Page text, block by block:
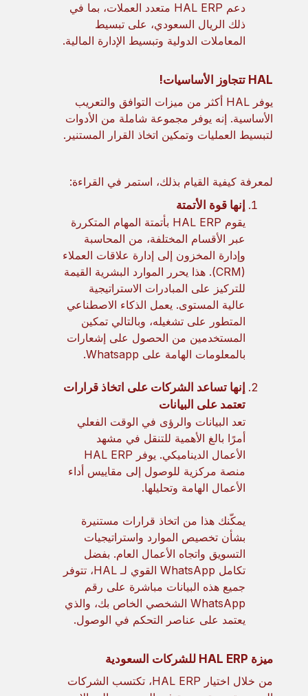
دعم HAL ERP متعدد العملات، بما في
ذلك الريال السعودي، على تبسيط
المعاملات الدولية وتبسيط الإدارة المالية.
HAL تتجاوز الأساسيات!
يوفر HAL أكثر من ميزات التوافق والتعريب
الأساسية. إنه يوفر مجموعة شاملة من الأدوات
لتبسيط العمليات وتمكين اتخاذ القرار المستنير.
لمعرفة كيفية القيام بذلك، استمر في القراءة:
إنها قوة الأتمتة
يقوم HAL ERP بأتمتة المهام المتكررة
عبر الأقسام المختلفة، من المحاسبة
وإدارة المخزون إلى إدارة علاقات العملاء
(CRM). هذا يحرر الموارد البشرية القيمة
للتركيز على المبادرات الاستراتيجية
عالية المستوى. يعمل الذكاء الاصطناعي
المتطور على تشغيله، وبالتالي تمكين
المستخدمين من الحصول على إشعارات
بالمعلومات الهامة على Whatsapp.
إنها تساعد الشركات على اتخاذ قرارات
تعتمد على البيانات
تعد البيانات والرؤى في الوقت الفعلي
أمرًا بالغ الأهمية للتنقل في مشهد
الأعمال الديناميكي. يوفر HAL ERP
منصة مركزية للوصول إلى مقاييس أداء
الأعمال الهامة وتحليلها.
يمكّنك هذا من اتخاذ قرارات مستنيرة
بشأن تخصيص الموارد واستراتيجيات
التسويق واتجاه الأعمال العام. بفضل
تكامل WhatsApp القوي لـ HAL، تتوفر
جميع هذه البيانات مباشرة على رقم
WhatsApp الشخصي الخاص بك، والذي
يعتمد على عناصر التحكم في الوصول.
ميزة HAL ERP للشركات السعودية
من خلال اختيار HAL ERP، تكتسب الشركات